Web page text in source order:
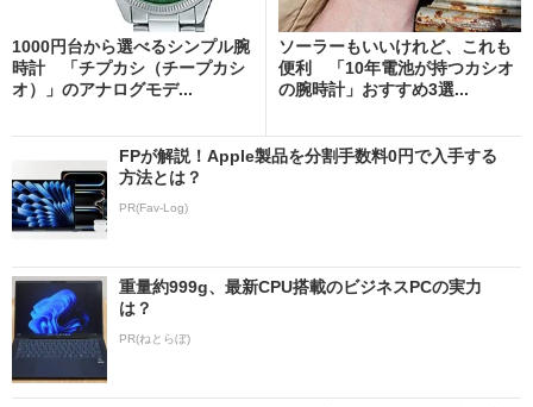
1000円台から選べるシンプル腕
時計 「チプカシ（チープカシ
オ）」のアナログモデ...
ソーラーもいいけれど、これも
便利 「10年電池が持つカシオ
の腕時計」おすすめ3選...
FPが解説！Apple製品を分割手数料0円で入手する
方法とは？
PR(Fav-Log)
重量約999g、最新CPU搭載のビジネスPCの実力
は？
PR(ねとらぼ)